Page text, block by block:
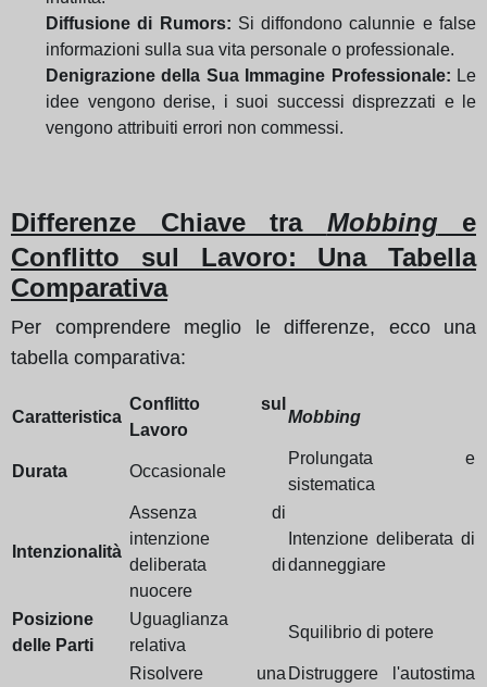
Diffusione di Rumors: Si diffondono calunnie e false
informazioni sulla sua vita personale o professionale.
Denigrazione della Sua Immagine Professionale: Le
idee vengono derise, i suoi successi disprezzati e le
vengono attribuiti errori non commessi.
Differenze Chiave tra Mobbinge
Conflitto sul Lavoro: Una Tabella
Comparativa
Per comprendere meglio le differenze, ecco una
tabella comparativa:
Caratteristica
Conflitto sul
Lavoro
Mobbing
Durata Occasionale
Prolungata e
sistematica
Intenzionalità
Assenza di
intenzione
deliberata di
nuocere
Intenzione deliberata di
danneggiare
Posizione
delle Parti
Uguaglianza
relativa
Squilibrio di potere
Risolvere una Distruggere l'autostima